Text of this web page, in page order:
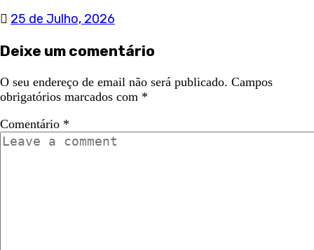
25 de Julho, 2026
Deixe um comentário
O seu endereço de email não será publicado. Campos
obrigatórios marcados com *
Comentário *